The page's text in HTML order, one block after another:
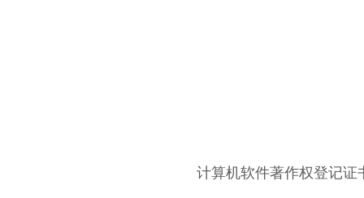
计算机软件著作权登记证